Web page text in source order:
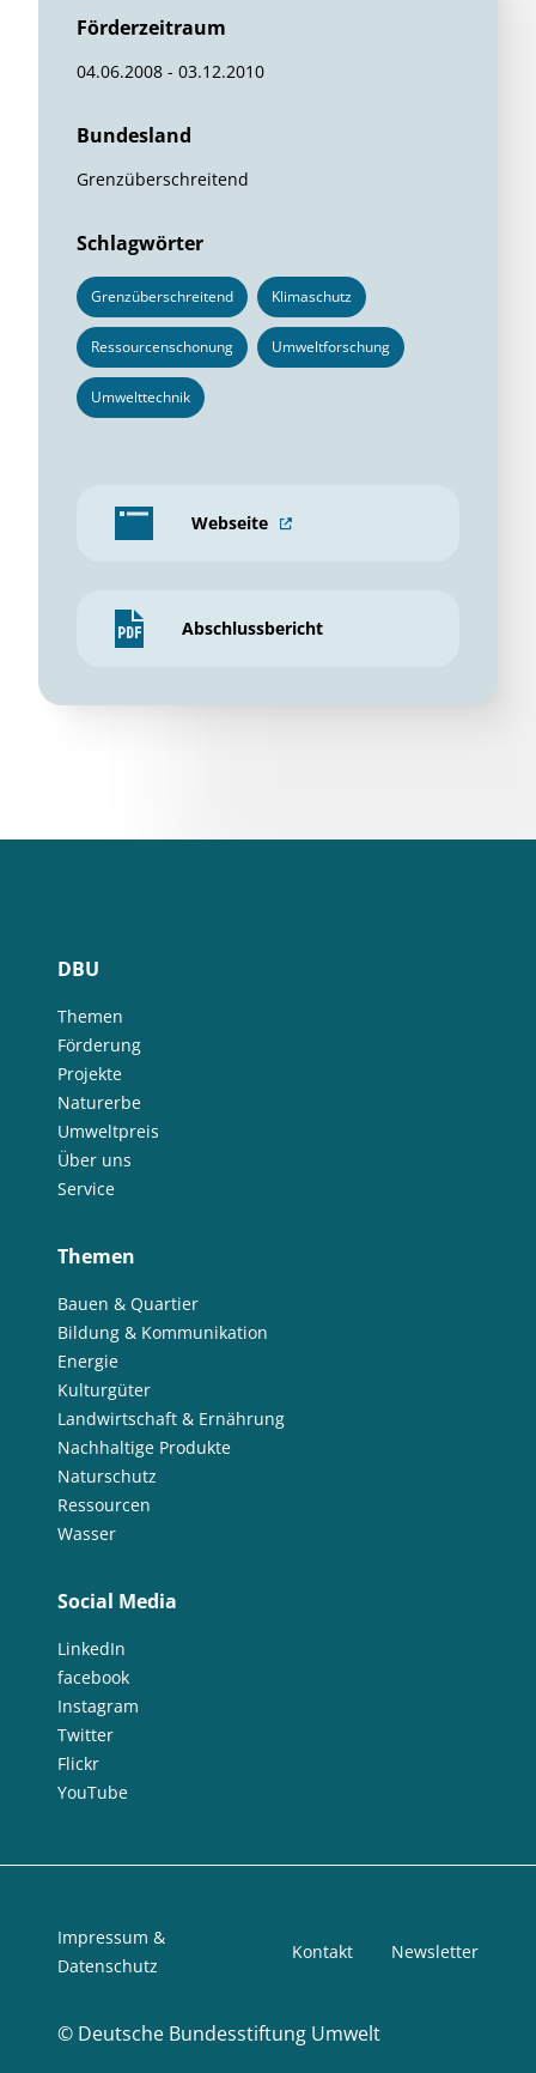
Förderzeitraum
04.06.2008 - 03.12.2010
Bundesland
Grenzüberschreitend
Schlagwörter
Grenzüberschreitend Klimaschutz
Ressourcenschonung Umweltforschung
Umwelttechnik
Webseite
Abschlussbericht
DBU
Themen
Förderung
Projekte
Naturerbe
Umweltpreis
Über uns
Service
Themen
Bauen & Quartier
Bildung & Kommunikation
Energie
Kulturgüter
Landwirtschaft & Ernährung
Nachhaltige Produkte
Naturschutz
Ressourcen
Wasser
Social Media
LinkedIn
facebook
Instagram
Twitter
Flickr
YouTube
© Deutsche Bundesstiftung Umwelt
Impressum &
Datenschutz
Kontakt Newsletter